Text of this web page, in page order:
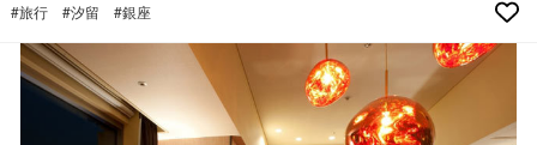
#旅行 #汐留 #銀座